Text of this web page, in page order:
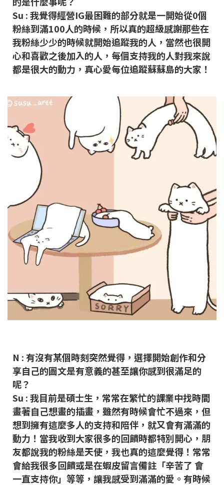
Su : 我覺得經營IG最困難的部分就是一開始從0個
粉絲到滿100人的時候，所以真的超級感謝那些在
我粉絲少少的時候就開始追蹤我的人，當然也很開
心和喜歡之後加入的人，每個支持我的人對我來說
都是很大的動力，真心愛每位追蹤蘇蘇島的大家！
N : 有沒有某個時刻突然覺得，選擇開始創作和分
享自己的圖文是有意義的甚至讓你感到很滿足的
呢？
Su : 我目前是碩士生，常常在繁忙的課業中找時間
畫著自己想畫的插畫，雖然有時候會忙不過來，但
想到擁有這麼多人的支持和陪伴，就又會有滿滿的
動力！當我收到大家很多的回饋時都特別開心，朋
友都說我的粉絲是天使，我也真的這麼覺得！常常
會給我很多回饋或是在蝦皮留言備註「辛苦了 會
一直支持你」等等，讓我感受到滿滿的愛。有時候